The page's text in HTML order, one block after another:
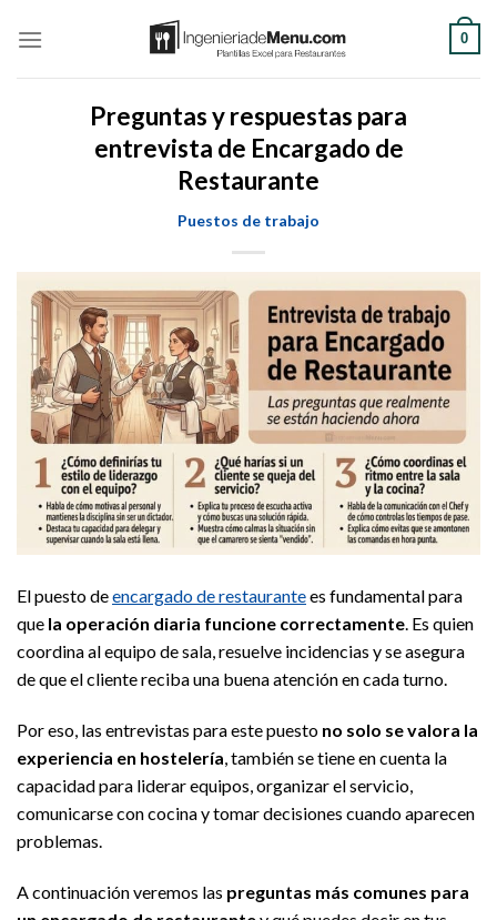
0
Preguntas y respuestas para
entrevista de Encargado de
Restaurante
Puestos de trabajo
El puesto deencargado de restaurantees fundamental para
que la operación diaria funcione correctamente. Es quien
coordina al equipo de sala, resuelve incidencias y se asegura
de que el cliente reciba una buena atención en cada turno.
Por eso, las entrevistas para este puesto no solo se valora la
experiencia en hostelería , también se tiene en cuenta la
capacidad para liderar equipos, organizar el servicio,
comunicarse con cocina y tomar decisiones cuando aparecen
problemas.
A continuación veremos las preguntas más comunes para